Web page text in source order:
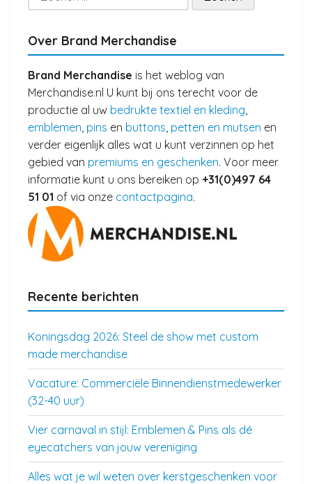
naar:
Over Brand Merchandise
Brand Merchandise is het weblog van
Merchandise.nl U kunt bij ons terecht voor de
productie al uw bedrukte textiel en kleding
emblemen pins en buttons petten en mutsen en
verder eigenlijk alles wat u kunt verzinnen op het
gebied van premiums en geschenken. Voor meer
informatie kunt u ons bereiken op +31(0)497 64
51 01 of via onze contactpagina.
Recente berichten
Koningsdag 2026: Steel de show met custom
made merchandise
Vacature: Commerciële Binnendienstmedewerker
(32-40 uur)
Vier carnaval in stijl: Emblemen & Pins als dé
eyecatchers van jouw vereniging
Alles wat je wil weten over kerstgeschenken voor